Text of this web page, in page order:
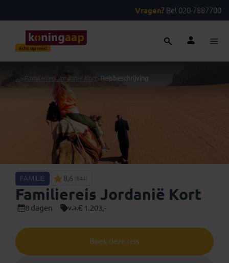
Vragen? Bel 020-7887700
... > Familiereis Jordanië Kort>Reisbeschrijving
FAMILIE 8,6 (544)
Familiereis Jordanië Kort
8 dagen v.a.€ 1.203,-
Boek deze reis